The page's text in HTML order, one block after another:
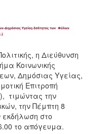
η Διεύθυνση
Κοινωνικής
Δημόσιας Υγείας,
Επιτροπή
τιμώντας την
την Πέμπτη 8
εκδήλωση στο
το απόγευμα.